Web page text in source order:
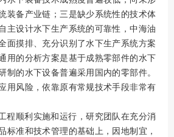
装备产业链；三是缺少系统性的技术体
主设计水下生产系统的可靠性，中海油
面摸排、充分识别了水下生产系统方案
用的分析方案是基于成熟零部件的水下
制的水下设备普遍采用国内的零部件。
用风险，依靠原有常规技术手段非常有
程顺利实施和运行，研究团队在充分消
标准和技术管理的基础上，因地制宜，